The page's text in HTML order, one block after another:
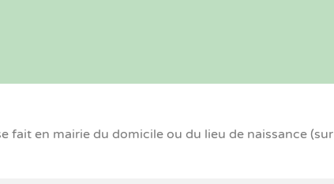
fait en mairie du domicile ou du lieu de naissance